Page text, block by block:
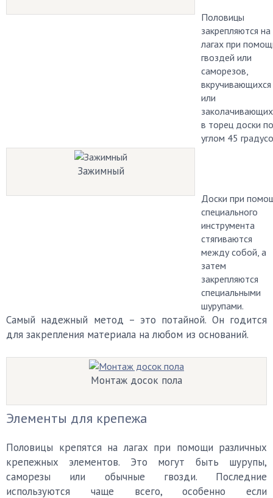
Половицы
закрепляются на
лагах при
гвоздей или
саморезов,
вкручивающихся
или
в торец доски
углом 45
Зажимный
Доски при
специального
инструмента
стягиваются
между собой, а
затем
закрепляются
специальными
шурупами.
Самый надежный метод – это потайной. Он годится
для закрепления материала на любом из оснований.
Монтаж досок пола
Элементы для крепежа
Половицы крепятся на лагах при помощи различных
крепежных элементов. Это могут быть шурупы,
саморезы или обычные гвозди. Последние
используются чаще всего, особенно если